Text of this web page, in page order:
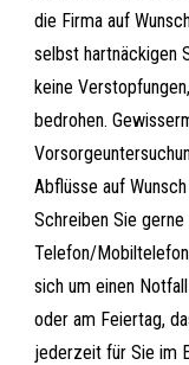
die Firma auf
selbst hartnäckigen
keine
bedrohen.
Abflüsse auf
Schreiben Sie
Telefon/
sich um einen
oder am Feiertag,
jederzeit für Sie im